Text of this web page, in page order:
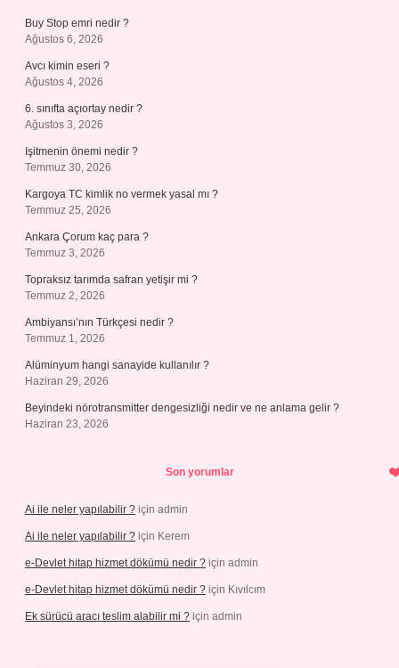
Buy Stop emri nedir ?
Ağustos 6, 2026
Avcı kimin eseri ?
Ağustos 4, 2026
6. sınıfta açıortay nedir ?
Ağustos 3, 2026
Işitmenin önemi nedir ?
Temmuz 30, 2026
Kargoya TC kimlik no vermek yasal mı ?
Temmuz 25, 2026
Ankara Çorum kaç para ?
Temmuz 3, 2026
Topraksız tarımda safran yetişir mi ?
Temmuz 2, 2026
Ambiyansı’nın Türkçesi nedir ?
Temmuz 1, 2026
Alüminyum hangi sanayide kullanılır ?
Haziran 29, 2026
Beyindeki nörotransmitter dengesizliği nedir ve ne anlama gelir ?
Haziran 23, 2026
Son yorumlar
Ai ile neler yapılabilir ? için admin
Ai ile neler yapılabilir ? için Kerem
e-Devlet hitap hizmet dökümü nedir ? için admin
e-Devlet hitap hizmet dökümü nedir ? için Kıvılcım
Ek sürücü aracı teslim alabilir mi ? için admin